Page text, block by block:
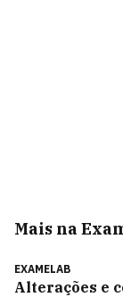
Mais na
EXAMELAB
Alterações e